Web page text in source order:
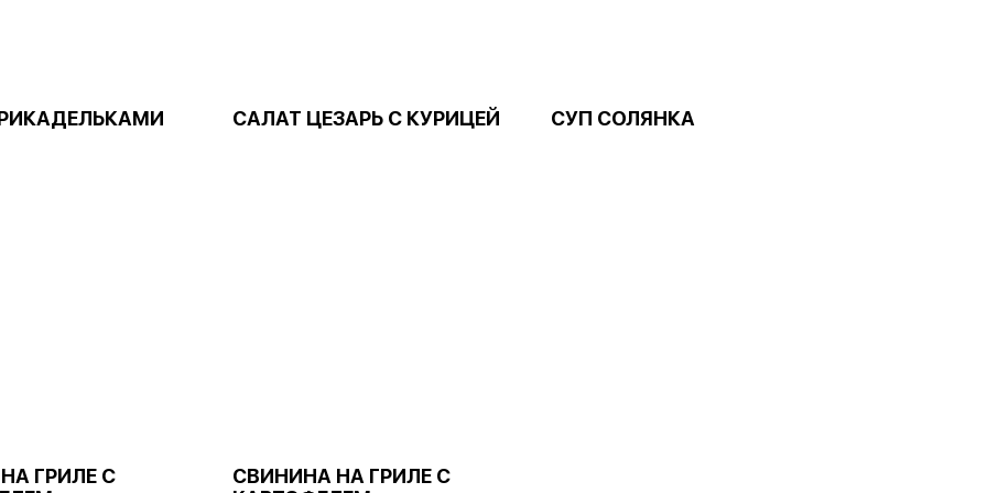
САЛАТ ЦЕЗАРЬ С КУРИЦЕЙ СУП СОЛЯНКА
ГРИЛЕ С
СВИНИНА НА ГРИЛЕ С